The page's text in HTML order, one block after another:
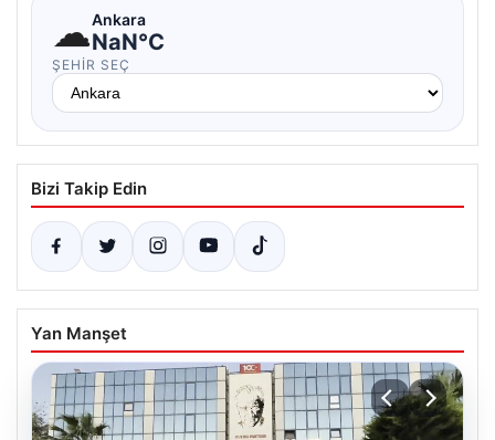
☁Ankara
NaN°C
ŞEHIR SEÇ
Bizi Takip Edin
Yan Manşet